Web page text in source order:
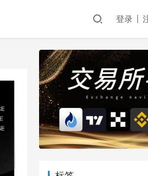
登录